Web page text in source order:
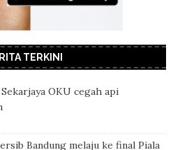
TERKINI
OKU cegah api
Bandung melaju ke final Piala